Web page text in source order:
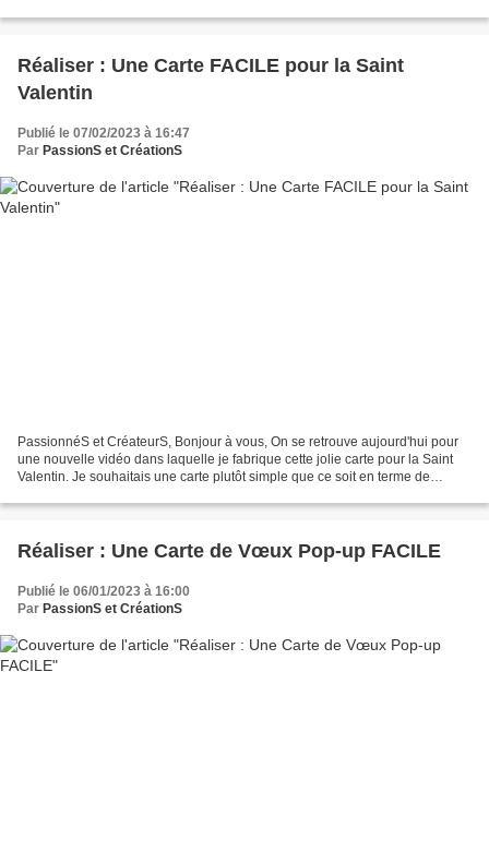
Réaliser : Une Carte FACILE pour la Saint
Valentin
Publié le 07/02/2023 à 16:47
Par PassionS et CréationS
PassionnéS et CréateurS, Bonjour à vous, On se retrouve aujourd'hui pour
une nouvelle vidéo dans laquelle je fabrique cette jolie carte pour la Saint
Valentin. Je souhaitais une carte plutôt simple que ce soit en terme de
Réaliser : Une Carte de Vœux Pop-up FACILE
Publié le 06/01/2023 à 16:00
Par PassionS et CréationS